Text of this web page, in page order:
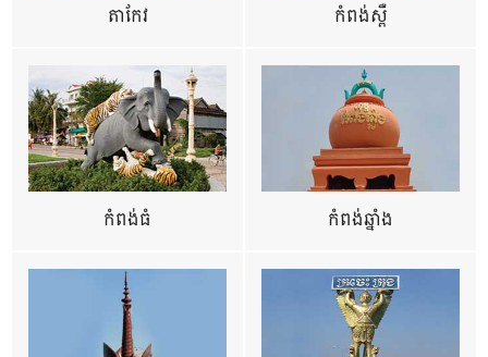
តាកែវ កំពង់ស្ពឺ
កំពង់ធំ កំពង់ឆ្នាំង